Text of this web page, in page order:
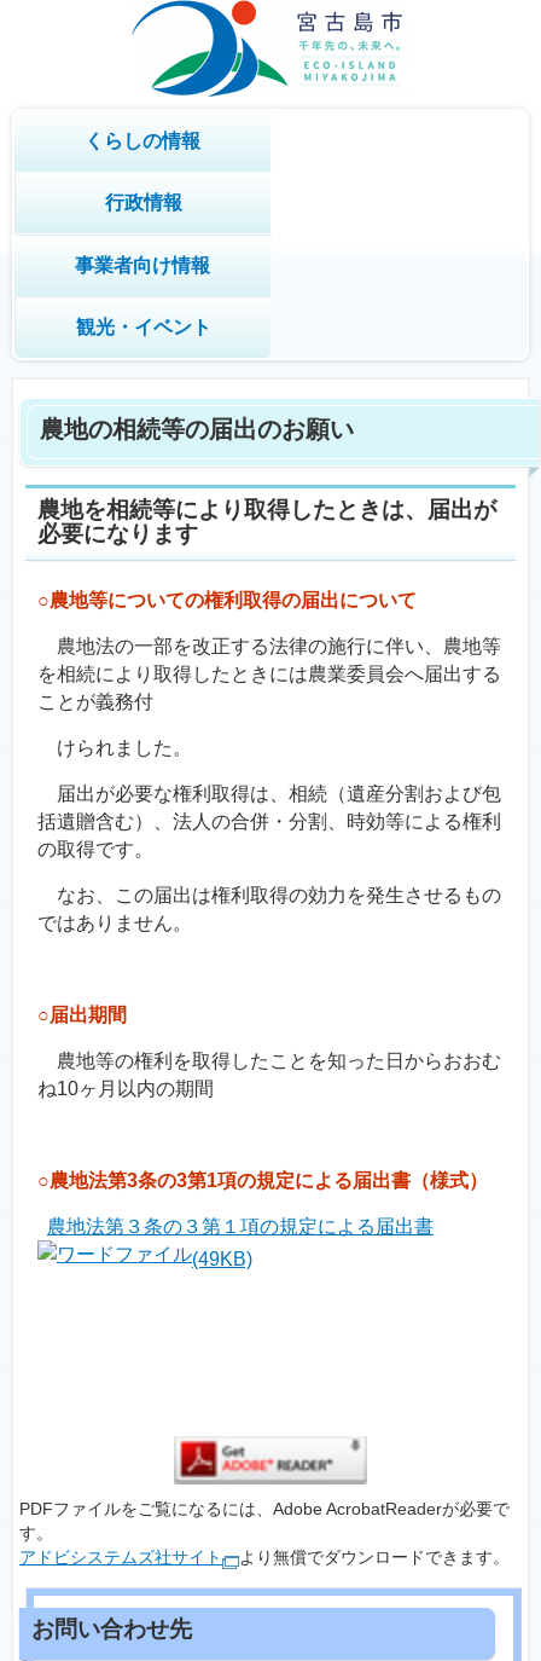
くらしの情報
行政情報
事業者向け情報
観光・イベント
農地の相続等の届出のお願い
農地を相続等により取得したときは、届出が
必要になります
○農地等についての権利取得の届出について
農地法の一部を改正する法律の施行に伴い、農地等
を相続により取得したときには農業委員会へ届出する
ことが義務付
けられました。
届出が必要な権利取得は、相続（遺産分割および包
括遺贈含む）、法人の合併・分割、時効等による権利
の取得です。
なお、この届出は権利取得の効力を発生させるもの
ではありません。
○届出期間
農地等の権利を取得したことを知った日からおおむ
ね10ヶ月以内の期間
○農地法第3条の3第1項の規定による届出書（様式）
農地法第３条の３第１項の規定による届出書
(49KB)
PDFファイルをご覧になるには、Adobe AcrobatReaderが必要で
す。
アドビシステムズ社サイト
より無償でダウンロードできます。